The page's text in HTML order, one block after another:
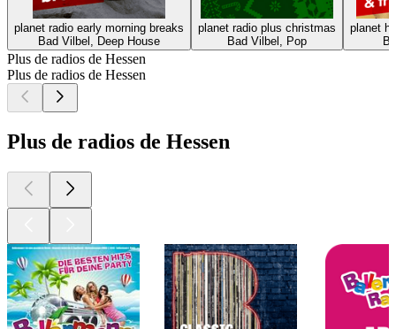
planet radio early morning breaks
Bad Vilbel, Deep House
planet radio plus christmas
Bad Vilbel, Pop
planet
Plus de radios de Hessen
Plus de radios de Hessen
Plus de radios de Hessen